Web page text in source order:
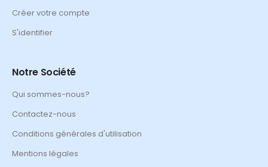
Créer votre compte
S'identifier
Notre Société
Qui sommes-nous?
Contactez-nous
Conditions générales d'utilisation
Mentions légales